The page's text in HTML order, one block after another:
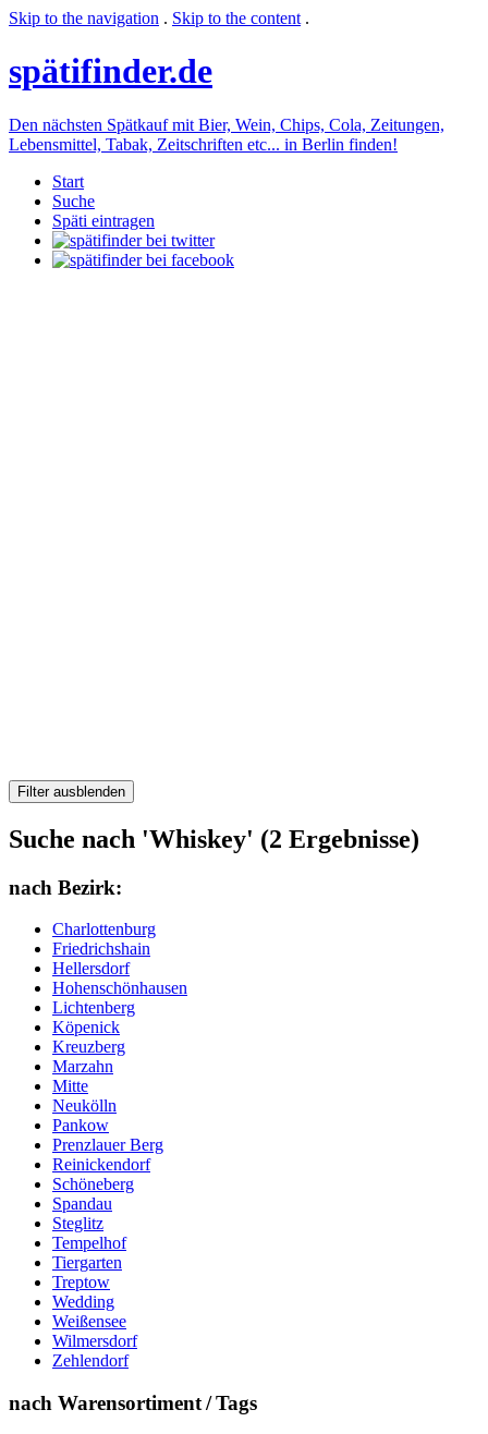
Skip to the navigation . Skip to the content .
spätifinder.de
Den nächsten Spätkauf mit Bier, Wein, Chips, Cola, Zeitungen,
Lebensmittel, Tabak, Zeitschriften etc... in Berlin finden!
Start
Suche
Späti eintragen
Filter ausblenden
Suche nach 'Whiskey' (2 Ergebnisse)
nach Bezirk:
Charlottenburg
Friedrichshain
Hellersdorf
Hohenschönhausen
Lichtenberg
Köpenick
Kreuzberg
Marzahn
Mitte
Neukölln
Pankow
Prenzlauer Berg
Reinickendorf
Schöneberg
Spandau
Steglitz
Tempelhof
Tiergarten
Treptow
Wedding
Weißensee
Wilmersdorf
Zehlendorf
nach Warensortiment / Tags